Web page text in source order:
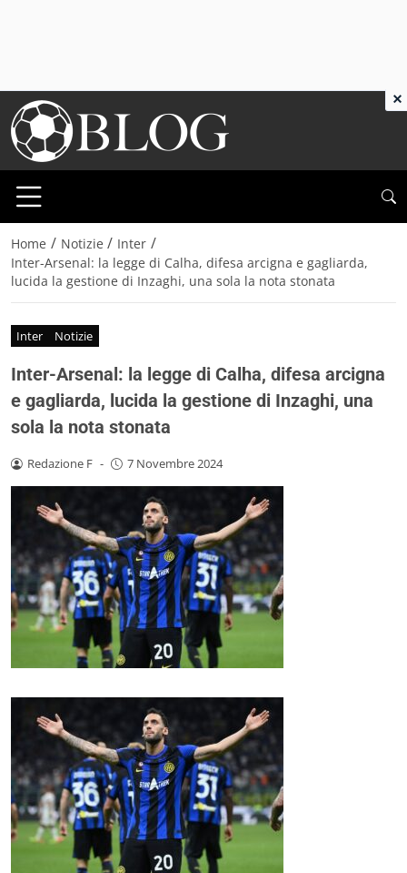
Home / Notizie / Inter /
Inter-Arsenal: la legge di Calha, difesa arcigna e gagliarda,
lucida la gestione di Inzaghi, una sola la nota stonata
Inter Notizie
Inter-Arsenal: la legge di Calha, difesa arcigna
e gagliarda, lucida la gestione di Inzaghi, una
sola la nota stonata
Redazione F - 7 Novembre 2024
×